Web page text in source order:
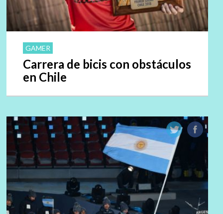
GAMER
Carrera de bicis con obstáculos
en Chile